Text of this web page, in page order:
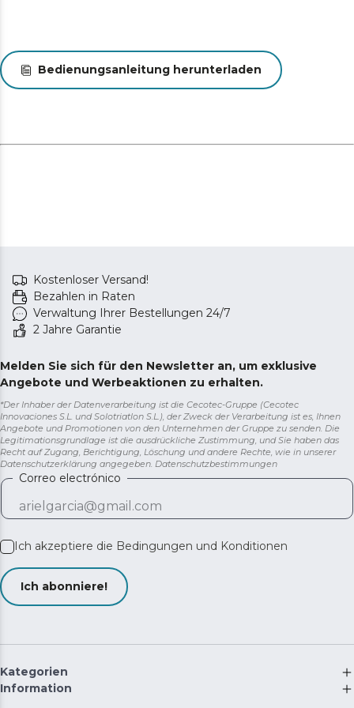
seiner Autonomie von bis zu 45 Minuten*. *Getestet
von Cecotec.
Bedienungsanleitung herunterladen
Kostenloser Versand!
Bezahlen in Raten
Verwaltung Ihrer Bestellungen 24/7
2 Jahre Garantie
Melden Sie sich für den Newsletter an, um exklusive
Angebote und Werbeaktionen zu erhalten.
*Der Inhaber der Datenverarbeitung ist die Cecotec-Gruppe (Cecotec
Innovaciones S.L. und Solotriatlon S.L.), der Zweck der Verarbeitung ist es, Ihnen
Angebote und Promotionen von den Unternehmen der Gruppe zu senden. Die
Legitimationsgrundlage ist die ausdrückliche Zustimmung, und Sie haben das
Recht auf Zugang, Berichtigung, Löschung und andere Rechte, wie in unserer
Datenschutzerklärung angegeben. Datenschutzbestimmungen
Correo electrónico
Ich akzeptiere die Bedingungen und Konditionen
Ich abonniere!
Kategorien
Information